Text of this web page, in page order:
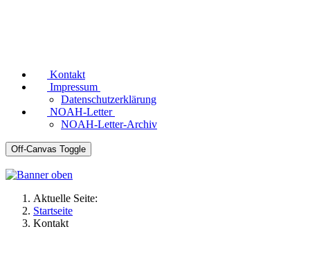
Kontakt
Impressum
Datenschutzerklärung
NOAH-Letter
NOAH-Letter-Archiv
Off-Canvas Toggle
Aktuelle Seite:
Startseite
Kontakt